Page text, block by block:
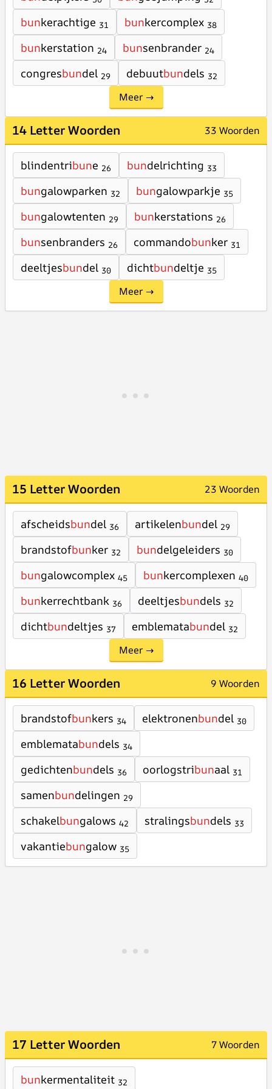
bunkerachtige 31 bunkercomplex 38
bunkerstation 24 bunsenbrander 24
congresbundel 29 debuutbundels 32
Meer →
14 Letter Woorden 33 Woorden
blindentribune 26 bundelrichting 33
bungalowparken 32 bungalowparkje 35
bungalowtenten 29 bunkerstations 26
bunsenbranders 26 commandobunker 31
deeltjesbundel 30 dichtbundeltje 35
Meer →
15 Letter Woorden 23 Woorden
afscheidsbundel 36 artikelenbundel 29
brandstofbunker 32 bundelgeleiders 30
bungalowcomplex 45 bunkercomplexen 40
bunkerrechtbank 36 deeltjesbundels 32
dichtbundeltjes 37 emblematabundel 32
Meer →
16 Letter Woorden 9 Woorden
brandstofbunkers 34 elektronenbundel 30
emblematabundels 34
gedichtenbundels 36 oorlogstribunaal 31
samenbundelingen 29
schakelbungalows 42 stralingsbundels 33
vakantiebungalow 35
17 Letter Woorden 7 Woorden
bunkermentaliteit 32